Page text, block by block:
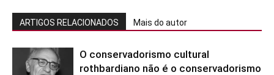
ARTIGOS RELACIONADOS Mais do autor
O conservadorismo cultural
rothbardiano não é o conservadorismo